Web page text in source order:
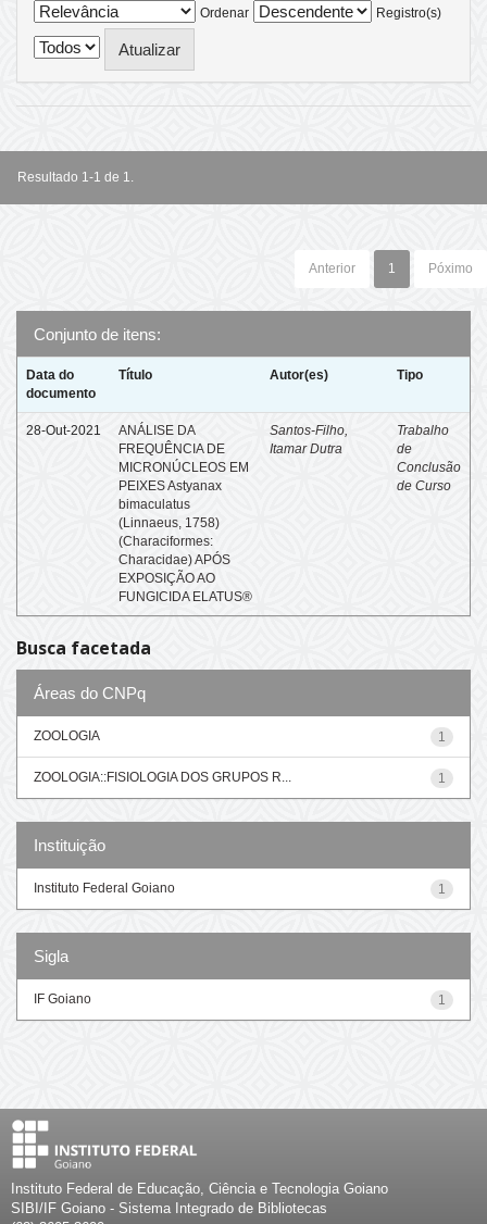
Ordenar
Registro(s)
Resultado 1-1 de 1.
Anterior 1 Póximo
Conjunto de itens:
Data do
documento
Título Autor(es) Tipo
28-Out-2021
ANÁLISE DA
FREQUÊNCIA DE
MICRONÚCLEOS EM
PEIXES Astyanax
bimaculatus
(Linnaeus, 1758)
(Characiformes:
Characidae) APÓS
EXPOSIÇÃO AO
FUNGICIDA ELATUS®
Santos-Filho,
Itamar Dutra
Trabalho
de
Conclusão
de Curso
Busca facetada
Áreas do CNPq
1
ZOOLOGIA
1
ZOOLOGIA::FISIOLOGIA DOS GRUPOS R...
Instituição
1
Instituto Federal Goiano
Sigla
1
IF Goiano
Instituto Federal de Educação, Ciência e Tecnologia Goiano
SIBI/IF Goiano - Sistema Integrado de Bibliotecas